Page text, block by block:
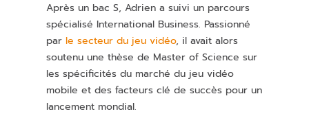
Après un bac S, Adrien a suivi un parcours
spécialisé International Business. Passionné
parle secteur du jeu vidéo, il avait alors
soutenu une thèse de Master of Science sur
les spécificités du marché du jeu vidéo
mobile et des facteurs clé de succès pour un
lancement mondial.